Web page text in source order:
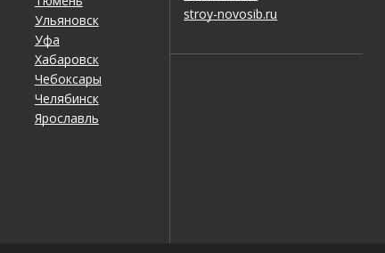
Ульяновск
Уфа
Хабаровск
Чебоксары
Челябинск
Ярославль
stroy-novosib.ru